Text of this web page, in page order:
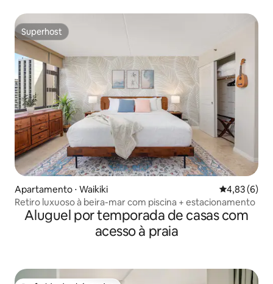
Superhost
Superhost
Apartamento ⋅ Waikiki 4,83 de uma
4,83 (6)
Retiro luxuoso à beira-mar com piscina + estacionamento
Aluguel por temporada de casas com
acesso à praia